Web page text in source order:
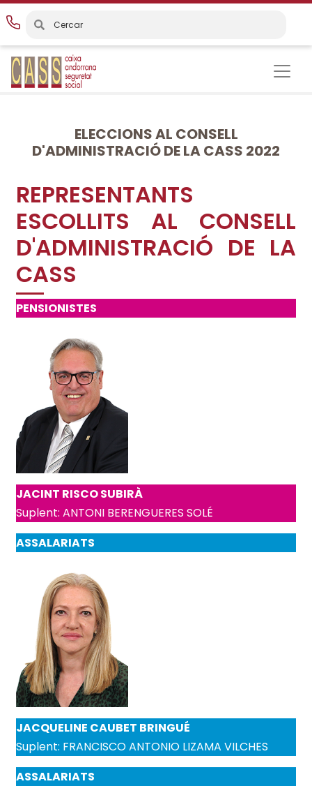
Vés
al
contingut
ELECCIONS AL CONSELL
D'ADMINISTRACIÓ DE LA CASS 2022
REPRESENTANTS
ESCOLLITS AL CONSELL
D'ADMINISTRACIÓ DE LA
CASS
PENSIONISTES
JACINT RISCO SUBIRÀ
Suplent: ANTONI BERENGUERES SOLÉ
ASSALARIATS
JACQUELINE CAUBET BRINGUÉ
Suplent: FRANCISCO ANTONIO LIZAMA VILCHES
ASSALARIATS